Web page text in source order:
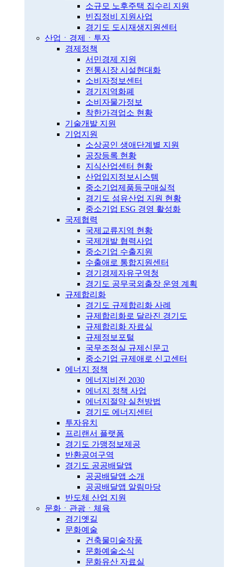
소규모 노후주택 집수리 지원
빈집정비 지원사업
경기도 도시재생지원센터
산업ㆍ경제ㆍ투자
경제정책
서민경제 지원
전통시장 시설현대화
소비자정보센터
경기지역화폐
소비자물가정보
착한가격업소 현황
기술개발 지원
기업지원
소상공인 생애단계별 지원
공장등록 현황
지식산업센터 현황
산업입지정보시스템
중소기업제품등구매실적
경기도 섬유산업 지원 현황
중소기업 ESG 경영 활성화
국제협력
국제교류지역 현황
국제개발 협력사업
중소기업 수출지원
수출애로 통합지원센터
경기경제자유구역청
경기도 공무국외출장 운영 계획
규제합리화
경기도 규제합리화 사례
규제합리화로 달라진 경기도
규제합리화 자료실
규제정보포털
국무조정실 규제신문고
중소기업 규제애로 신고센터
에너지 정책
에너지비전 2030
에너지 정책 사업
에너지절약 실천방법
경기도 에너지센터
투자유치
프리랜서 플랫폼
경기도 가맹정보제공
반환공여구역
경기도 공공배달앱
공공배달앱 소개
공공배달앱 알림마당
반도체 산업 지원
문화ㆍ관광ㆍ체육
경기옛길
문화예술
건축물미술작품
문화예술소식
문화유산 자료실